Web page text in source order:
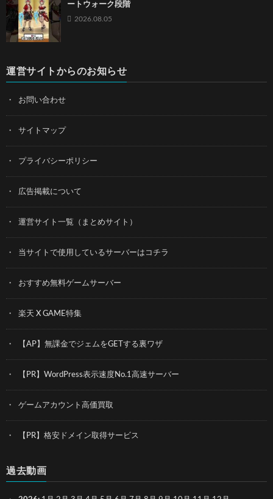
ートウォーク段階
2026.08.05
運営サイトからのお知らせ
お問い合わせ
サイトマップ
プライバシーポリシー
広告掲載について
運営サイト一覧（まとめサイト）
当サイトで使用しているサーバーはコチラ
おすすめ無料ゲームサーバー
楽天 X GAME特集
【AP】無課金でジェムをGETする裏ワザ
【PR】WordPress表示速度No.1高速サーバー
ゲームアカウント高価買取
【PR】格安ドメイン取得サービス
過去動画